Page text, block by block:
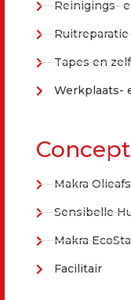
Reinigings-
Tapes en
Werkplaats-
Makra
Sensibelle
Makra
Facilitair